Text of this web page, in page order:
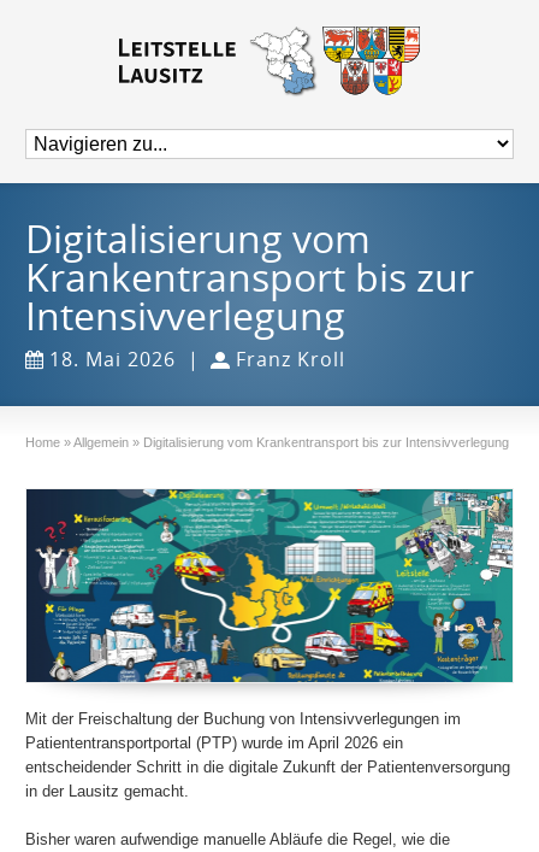
Digitalisierung vom
Krankentransport bis zur
Intensivverlegung
18. Mai 2026 | Franz Kroll
Home »Allgemein » Digitalisierung vom Krankentransport bis zur Intensivverlegung
Mit der Freischaltung der Buchung von Intensivverlegungen im
Patiententransportportal (PTP) wurde im April 2026 ein
entscheidender Schritt in die digitale Zukunft der Patientenversorgung
in der Lausitz gemacht.
Bisher waren aufwendige manuelle Abläufe die Regel, wie die